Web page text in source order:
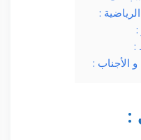
:
:
:
و الأجناب :
: